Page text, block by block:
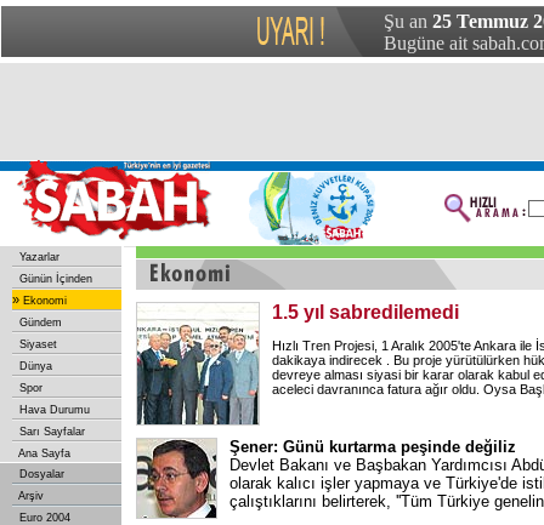
Şu an 25 Temmuz
Bugüne ait
Yazarlar
Günün İçinden
» Ekonomi
Gündem
Siyaset
Dünya
Spor
Hava Durumu
Sarı Sayfalar
Ana Sayfa
Dosyalar
Arşiv
Euro 2004
1.5 yıl sabredilemedi
Hızlı Tren Projesi, 1 Aralık 2005'te Ankara ile
dakikaya indirecek . Bu proje yürütülürken
devreye alması siyasi bir karar olarak kabul
aceleci davranınca fatura ağır oldu. Oysa
Şener: Günü kurtarma peşinde değiliz
Devlet Bakanı ve Başbakan Yardımcısı
olarak kalıcı işler yapmaya ve Türkiye'de
çalıştıklarını belirterek, ''Tüm Türkiye